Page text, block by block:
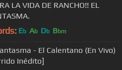
LA VIDA DE RANCHO!! EL
Eb Ab Db Bbm
- El Calentano (En Vivo)
Inédito]